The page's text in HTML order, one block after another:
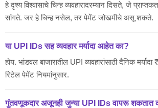
हे दृश्य विश्वासाचे चिन्ह व्यवहारादरम्यान दिसते, जे
सांगते. जर हे चिन्ह नसेल, तर पेमेंट जोखमीचे असू शकते.
या UPI IDs सह व्यवहार मर्यादा आहेत का?
होय. भांडवल बाजारातील UPI व्यवहारांसाठी दैनिक
रिटेल पेमेंट नियमांनुसार.
गुंतवणूकदार अजूनही जुन्या UPI IDs वापरू शकतात